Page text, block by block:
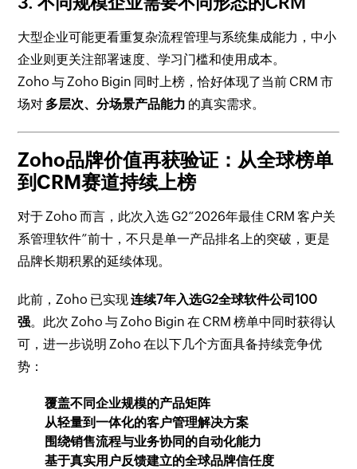
大型企业可能更看重复杂流程管理与系统集成能力，中小
企业则更关注部署速度、学习门槛和使用成本。
Zoho 与 Zoho Bigin 同时上榜，恰好体现了当前 CRM 市
场对 多层次、分场景产品能力 的真实需求。
Zoho品牌价值再获验证：从全球榜单
到CRM赛道持续上榜
对于 Zoho 而言，此次入选 G2“2026年最佳 CRM 客户关
系管理软件”前十，不只是单一产品排名上的突破，更是
品牌长期积累的延续体现。
此前，Zoho 已实现连续7年入选G2全球软件公司100
强。此次 Zoho 与 Zoho Bigin 在 CRM 榜单中同时获得认
可，进一步说明 Zoho 在以下几个方面具备持续竞争优
势：
覆盖不同企业规模的产品矩阵
从轻量到一体化的客户管理解决方案
围绕销售流程与业务协同的自动化能力
基于真实用户反馈建立的全球品牌信任度